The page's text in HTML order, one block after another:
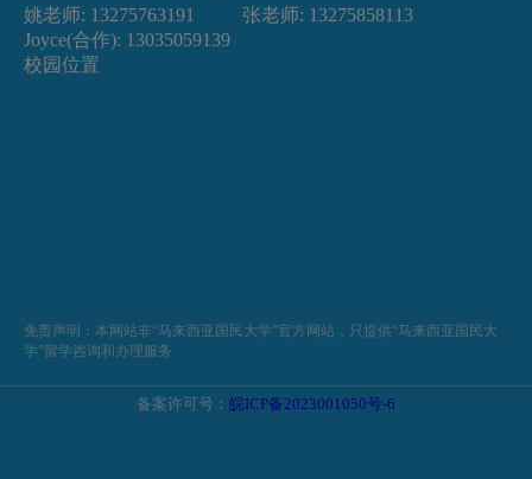
姚老师: 13275763191 张老师: 13275858113
Joyce(合作): 13035059139
校园位置
免责声明：本网站非“马来西亚国民大学”官方网站，只提供“马来西亚国民大
学”留学咨询和办理服务
备案许可号： 皖ICP备2023001050号-6